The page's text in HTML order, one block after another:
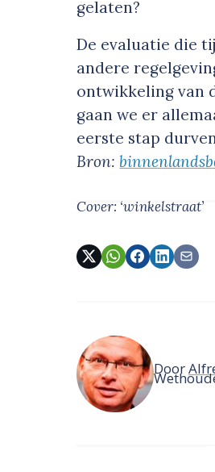
gelaten?
De evaluatie die
andere
ontwikkeling van
gaan we er
eerste stap
Bron:
Cover: ‘winkelstraat’
Door